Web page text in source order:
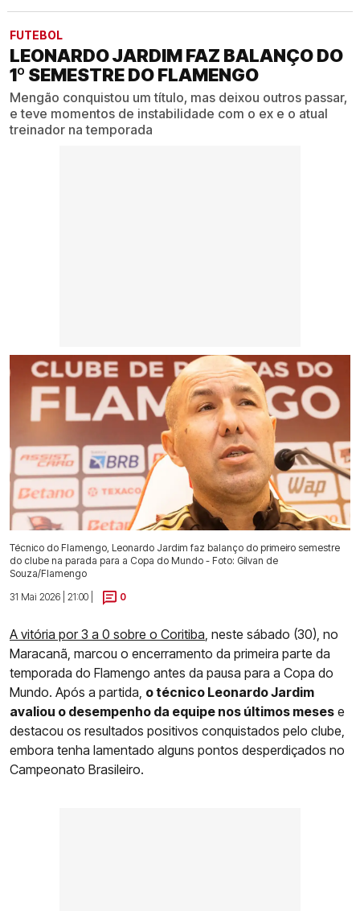
FUTEBOL
LEONARDO JARDIM FAZ BALANÇO DO
1º SEMESTRE DO FLAMENGO
Mengão conquistou um título, mas deixou outros passar,
e teve momentos de instabilidade com o ex e o atual
treinador na temporada
Técnico do Flamengo, Leonardo Jardim faz balanço do primeiro semestre
do clube na parada para a Copa do Mundo - Foto: Gilvan de
Souza/Flamengo
31 Mai 2026 | 21:00 |
0
A vitória por 3 a 0 sobre o Coritiba , neste sábado (30), no
Maracanã, marcou o encerramento da primeira parte da
temporada do Flamengo antes da pausa para a Copa do
Mundo. Após a partida, o técnico Leonardo Jardim
avaliou o desempenho da equipe nos últimos meses e
destacou os resultados positivos conquistados pelo clube,
embora tenha lamentado alguns pontos desperdiçados no
Campeonato Brasileiro.